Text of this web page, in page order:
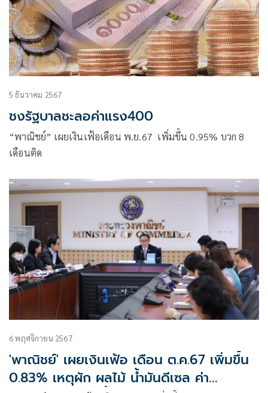
5 ธันวาคม 2567
ชงรัฐบาลชะลอค่าแรง400
“พาณิชย์” เผยเงินเฟ้อเดือน พ.ย.67 เพิ่มขึ้น 0.95% บวก 8
เดือนติด
6 พฤศจิกายน 2567
'พาณิชย์' เผยเงินเฟ้อ เดือน ต.ค.67 เพิ่มขึ้น
0.83% เหตุผัก ผลไม้ น้ำมันดีเซล ค่า